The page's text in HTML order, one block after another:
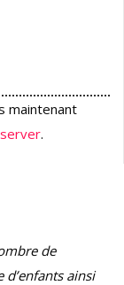
maintenant
.
de
ainsi